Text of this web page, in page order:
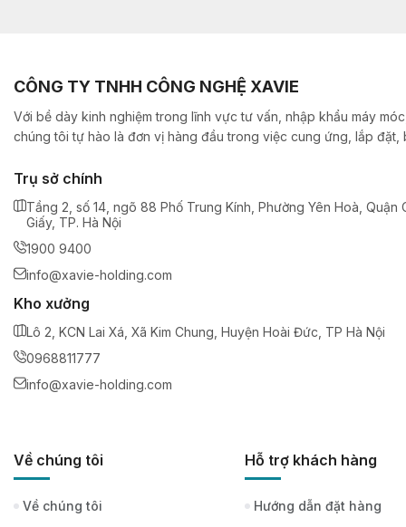
CÔNG TY TNHH CÔNG NGHỆ XAVIE
Với bề dày kinh nghiệm trong lĩnh vực tư vấn, nhập khẩu máy
chúng tôi tự hào là đơn vị hàng đầu trong việc cung ứng, lắp đặt,
Trụ sở chính
Tầng 2, số 14, ngõ 88 Phố Trung Kính, Phường Yên Hoà, Quận
Giấy, TP. Hà Nội
1900 9400
info@xavie-holding.com
Kho xưởng
Lô 2, KCN Lai Xá, Xã Kim Chung, Huyện Hoài Đức, TP Hà Nội
0968811777
info@xavie-holding.com
Về chúng tôi
Về chúng tôi
Hỗ trợ khách hàng
Hướng dẫn đặt hàng